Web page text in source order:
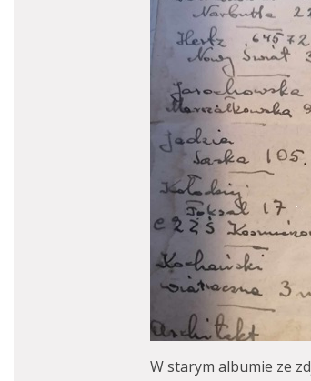
W starym albumie ze